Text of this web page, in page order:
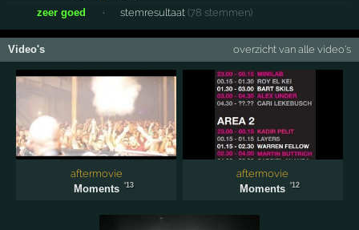
zeer goed
· stemresultaat (78 stemmen)
Video's overzicht van alle video's
aftermovie
Moments
'13
aftermovie
Moments
'12